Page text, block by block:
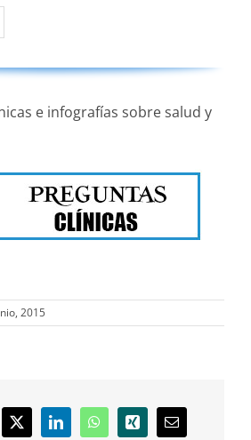
e infografías sobre salud y
2015
X LinkedInWhatsApp
Xing
Correo